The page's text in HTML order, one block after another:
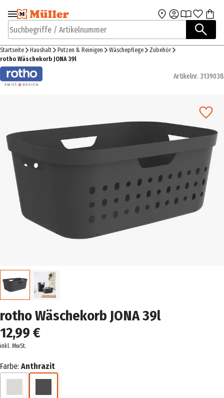
Zur Navigation
springen
Zum Hauptinhalt
Suchbegriffe / Artikelnummer
Startseite Haushalt Putzen & Reinigen Wäschepflege
Zubehör
rotho Wäschekorb JONA 39l
Artikelnr. 3139038
rotho Wäschekorb JONA 39l
12,99 €
inkl. MwSt.
Farbe: Anthrazit